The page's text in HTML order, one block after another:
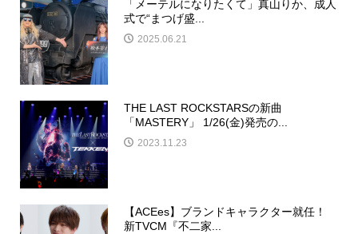
「メーテルになりたくて」真山りか、成人
式で“まつげ盛...
2025.06.21
THE LAST ROCKSTARSの新曲
「MASTERY」 1/26(金)発売の...
2023.11.23
【ACEes】ブランドキャラクター就任！
新TVCM『不二家...